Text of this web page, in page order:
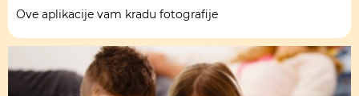
Ove aplikacije vam kradu fotografije